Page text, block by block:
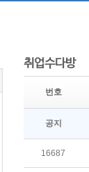
취업수다방
번호
공지
16687